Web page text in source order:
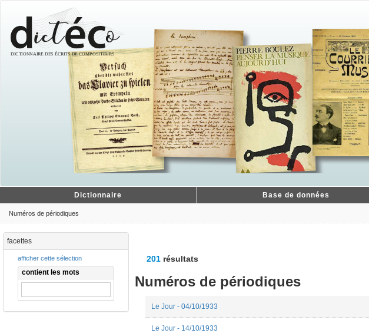
Dictionnaire Base de données
Numéros de périodiques
facettes
afficher cette sélection
contient les mots
201 résultats
Numéros de périodiques
Le Jour - 04/10/1933
Le Jour - 14/10/1933